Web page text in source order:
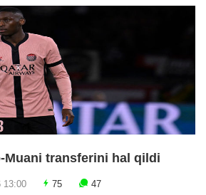
Muani transferini hal qildi
13:00 75 47